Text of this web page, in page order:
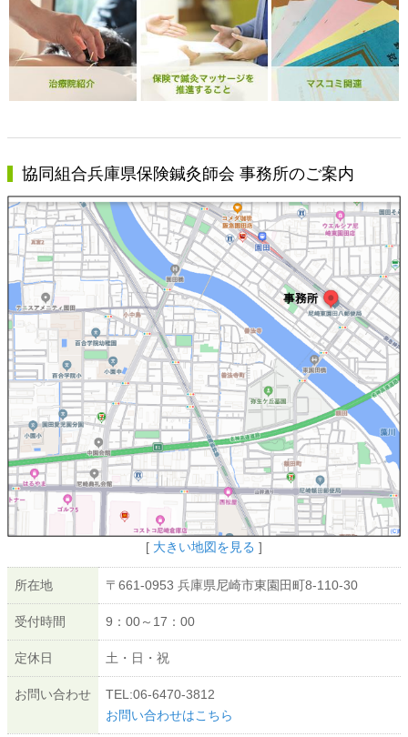
協同組合兵庫県保険鍼灸師会 事務所のご案内
[ 大きい地図を見る ]
所在地 〒661-0953 兵庫県尼崎市東園田町8-110-30
受付時間 9：00～17：00
定休日 土・日・祝
お問い合わせ
TEL:06-6470-3812
お問い合わせはこちら